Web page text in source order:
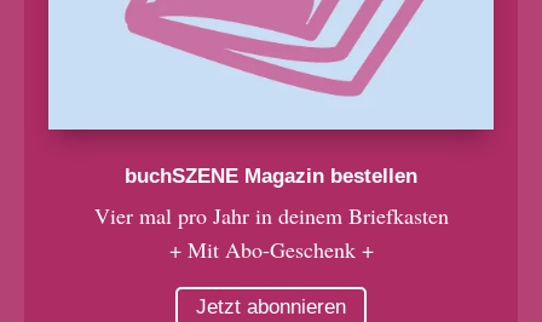
buchSZENE Magazin bestellen
Vier mal pro Jahr in deinem Briefkasten
+ Mit Abo-Geschenk +
Jetzt abonnieren